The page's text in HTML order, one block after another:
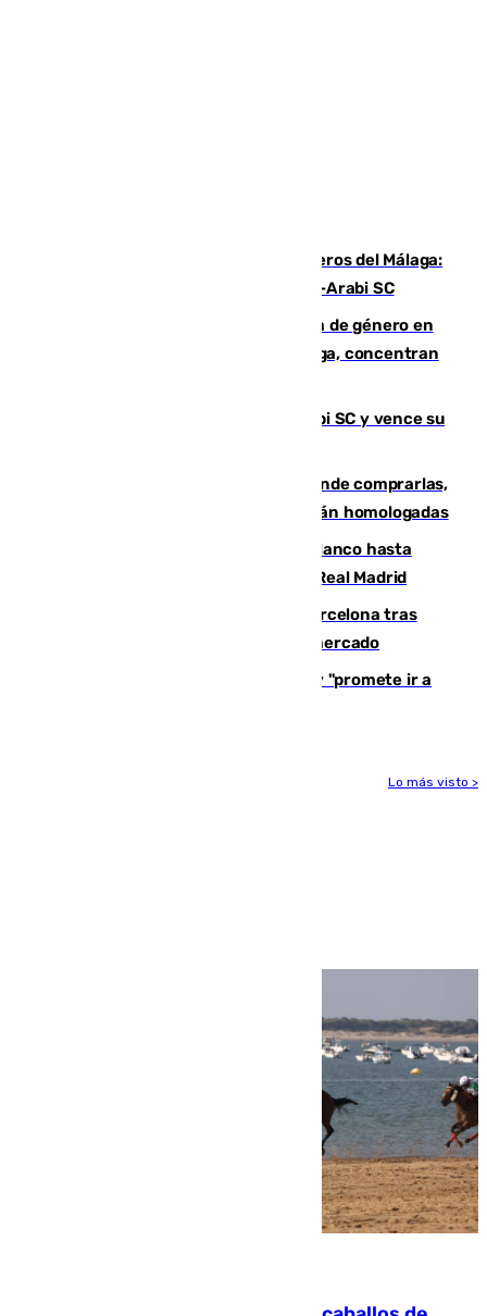
Ya se han estrenado los tres delanteros del Málaga:
Eneko Jauregui, bigoleador contra el Al-Arabi SC
35 mujeres asesinadas por violencia de género en
España en este 2026: Andalucía y Málaga, concentran
El Málaga es muy superior al Al-Arabi SC y vence su
Gafas para el eclipse solar 2026: dónde comprarlas,
dónde conseguirlas y cómo saber si están homologadas
Vinícius Júnior seguirá vestido de blanco hasta
2032 tras cerrar su renovación con el Real Madrid
Rodrigo negocia su fichaje por el Barcelona tras
romper con el Madrid y revoluciona el mercado
El Rey traslada a Vivas su respaldo y "promete ir a
Lo más visto >